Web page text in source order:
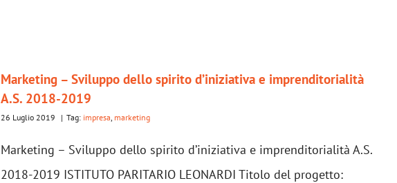
Marketing – Sviluppo dello spirito d’iniziativa e imprenditorialità
A.S. 2018-2019
26 Luglio 2019 | Tag: impresa, marketing
Marketing – Sviluppo dello spirito d’iniziativa e imprenditorialità A.S.
2018-2019 ISTITUTO PARITARIO LEONARDI Titolo del progetto: